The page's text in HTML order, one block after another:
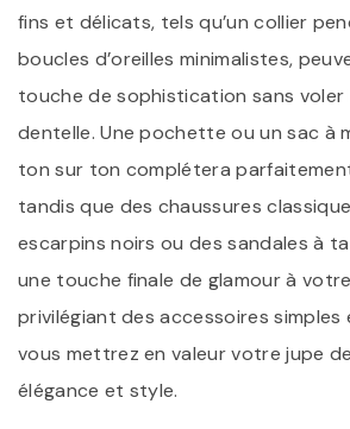
fins et délicats, tels qu’un collier
boucles d’oreilles minimalistes,
touche de sophistication sans voler
dentelle. Une pochette ou un sac à
ton sur ton complétera parfaitement
tandis que des chaussures
escarpins noirs ou des sandales à
une touche finale de glamour à
privilégiant des accessoires simples
vous mettrez en valeur votre jupe
élégance et style.